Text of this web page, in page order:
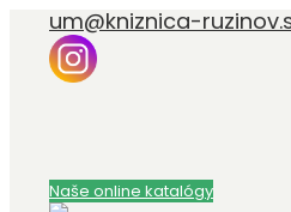
um@kniznica-
Naše online katalógy